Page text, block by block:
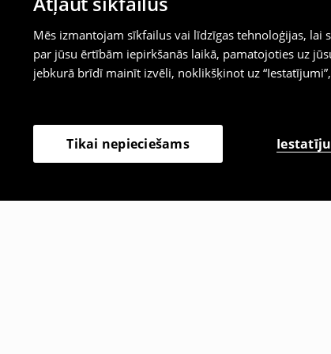
Mēs izmantojam sīkfailus vai līdzīgas tehnoloģijas,
par jūsu ērtībām iepirkšanās laikā, pamatojoties uz
jebkurā brīdī mainīt izvēli, noklikšķinot uz
Tikai nepieciešams